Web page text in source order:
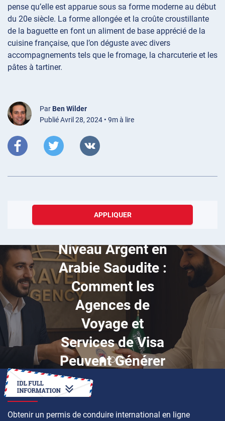
pense qu’elle est apparue sous sa forme moderne au début
du 20e siècle. La forme allongée et la croûte croustillante
de la baguette en font un aliment de base apprécié de la
cuisine française, que l’on déguste avec divers
accompagnements tels que le fromage, la charcuterie et les
pâtes à tartiner.
Par Ben Wilder
Publié Avril 28, 2024 • 9m à lire
APPLIQUER
Décembre 06, 2025
Cas d'Agent
Niveau Argent en
Arabie Saoudite :
Comment les
Agences de
Voyage et
Services de Visa
Peuvent Générer
des Revenus
Supplémentaires
COMMENT FAIRE
Obtenir un permis de conduire international en ligne